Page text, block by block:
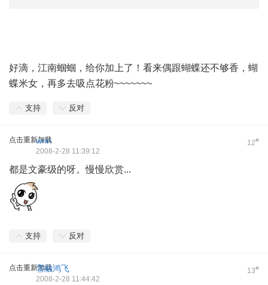
好滴，江南蝈蝈，给你加上了！看来偶跟蝴蝶还不够香，蝴
蝶米女，再多去吸点花粉~~~~~~~
支持 反对
点击重新加载 12#
wrin
2008-2-28 11:39:12
都是文豪级的呀。慢慢欣赏...
支持 反对
点击重新加载 13#
雪融鸿飞
2008-2-28 11:44:42